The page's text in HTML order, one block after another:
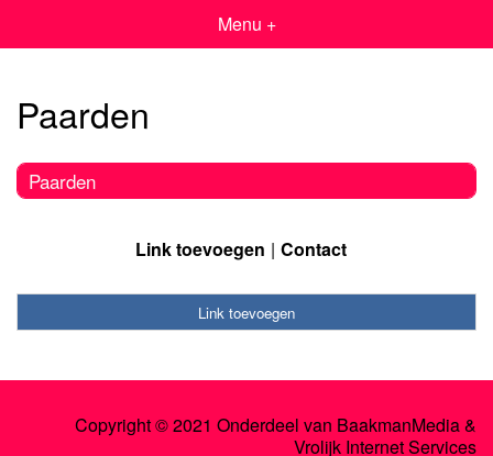
Menu +
Paarden
Paarden
Link toevoegen Contact
Link toevoegen
Copyright © 2021 Onderdeel van BaakmanMedia&
Vrolijk Internet Services